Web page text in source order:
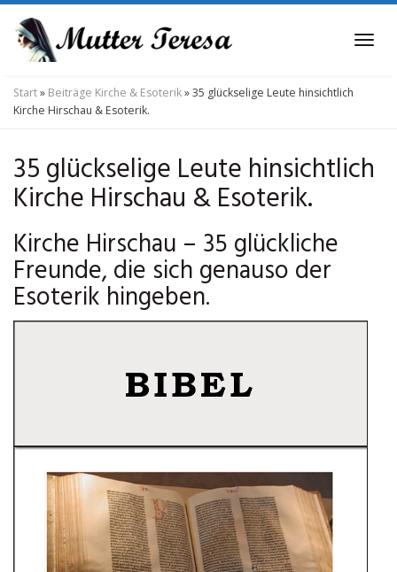
Skip
main
content
Start» Beiträge Kirche & Esoterik»35 glückselige Leute hinsichtlich
Kirche Hirschau & Esoterik.
35 glückselige Leute hinsichtlich
Kirche Hirschau & Esoterik.
Kirche Hirschau – 35 glückliche
Freunde, die sich genauso der
Esoterik hingeben.